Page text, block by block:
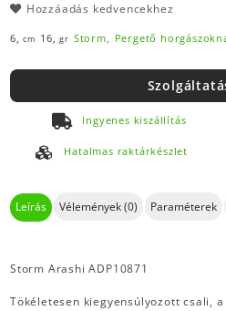
Hozzáadás kedvencekhez
6,cm 16,gr Storm, Pergető
Ingyenes kiszállítás
Hatalmas raktárkészlet
Leírás Vélemények (0) Paraméterek
Storm Arashi ADP10871
Tökéletesen kiegyensúlyozott csali,